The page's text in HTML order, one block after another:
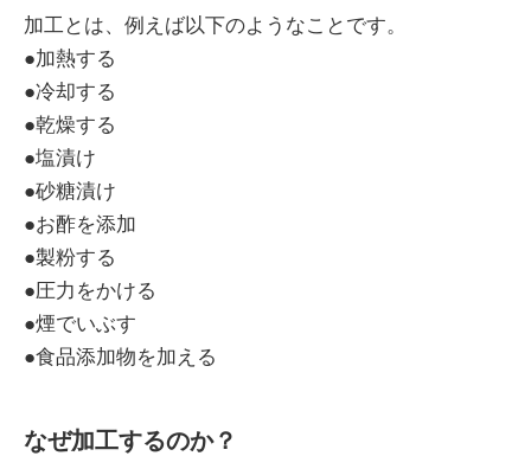
加工とは、例えば以下のようなことです。
●加熱する
●冷却する
●乾燥する
●塩漬け
●砂糖漬け
●お酢を添加
●製粉する
●圧力をかける
●煙でいぶす
●食品添加物を加える
なぜ加工するのか？